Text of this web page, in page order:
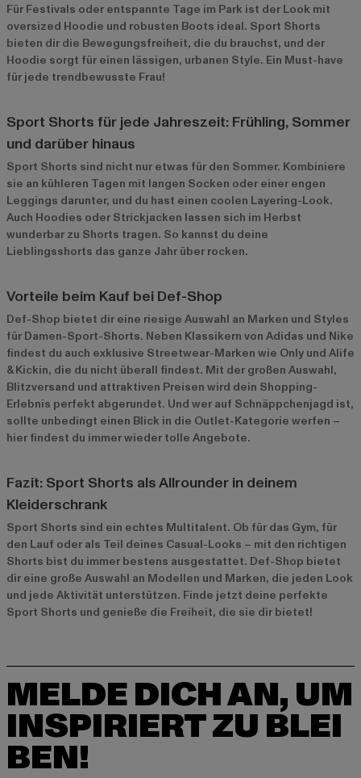
Für Festivals oder entspannte Tage im Park ist der Look mit
oversized Hoodie und robusten Boots ideal. Sport Shorts
bieten dir die Bewegungsfreiheit, die du brauchst, und der
Hoodie sorgt für einen lässigen, urbanen Style. Ein Must-have
für jede trendbewusste Frau!
Sport Shorts für jede Jahreszeit: Frühling, Sommer
und darüber hinaus
Sport Shorts sind nicht nur etwas für den Sommer. Kombiniere
sie an kühleren Tagen mit langen Socken oder einer engen
Leggings darunter, und du hast einen coolen Layering-Look.
Auch Hoodies oder Strickjacken lassen sich im Herbst
wunderbar zu Shorts tragen. So kannst du deine
Lieblingsshorts das ganze Jahr über rocken.
Vorteile beim Kauf bei Def-Shop
Def-Shop bietet dir eine riesige Auswahl an Marken und Styles
für Damen-Sport-Shorts. Neben Klassikern von Adidas und Nike
findest du auch exklusive Streetwear-Marken wie Only und Alife
& Kickin, die du nicht überall findest. Mit der großen Auswahl,
Blitzversand und attraktiven Preisen wird dein Shopping-
Erlebnis perfekt abgerundet. Und wer auf Schnäppchenjagd ist,
sollte unbedingt einen Blick in die Outlet-Kategorie werfen –
hier findest du immer wieder tolle Angebote.
Fazit: Sport Shorts als Allrounder in deinem
Kleiderschrank
Sport Shorts sind ein echtes Multitalent. Ob für das Gym, für
den Lauf oder als Teil deines Casual-Looks – mit den richtigen
Shorts bist du immer bestens ausgestattet. Def-Shop bietet
dir eine große Auswahl an Modellen und Marken, die jeden Look
und jede Aktivität unterstützen. Finde jetzt deine perfekte
Sport Shorts und genieße die Freiheit, die sie dir bietet!
MELDE DICH AN, UM
INSPIRIERT ZU BLEI
BEN!